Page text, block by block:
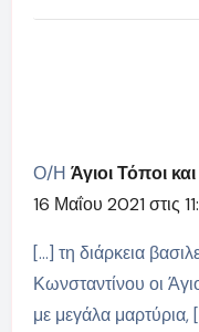
Ο/Η Άγιοι Τόποι
16 Μαΐου 2021 στις
[…] τη διάρκεια
Κωνσταντίνου οι
με μεγάλα μαρτύρια,